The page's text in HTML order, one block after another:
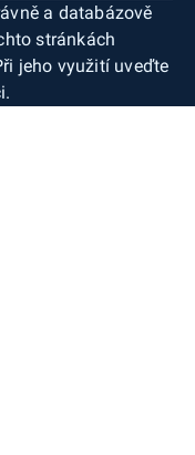
a databázově
stránkách
jeho využití uveďte